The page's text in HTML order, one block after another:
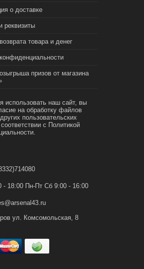
о доставке
реквизиты
товара и денег
призов от магазина
использовать наш сайт, вы
на обработку файлов
пользовательских
с Политикой
- 18:00 Пн-Пт Сб 9:00 - 16:00
ул. Комсомольская, 8